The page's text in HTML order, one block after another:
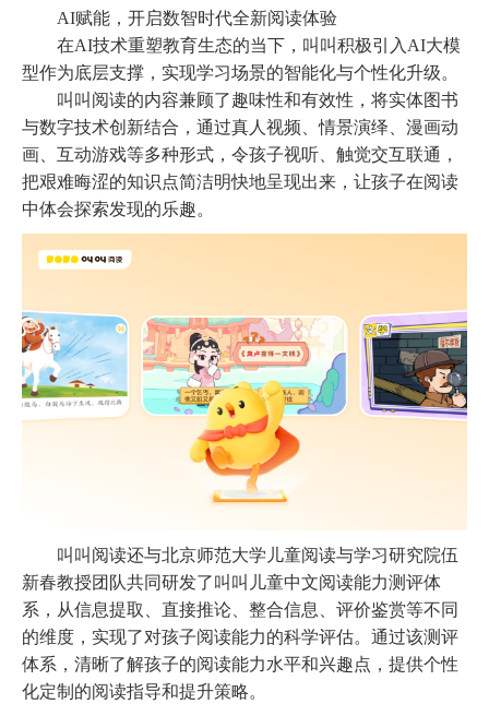
AI赋能，开启数智时代全新阅读体验
在AI技术重塑教育生态的当下，叫叫积极引入AI大模
型作为底层支撑，实现学习场景的智能化与个性化升级。
叫叫阅读的内容兼顾了趣味性和有效性，将实体图书
与数字技术创新结合，通过真人视频、情景演绎、漫画动
画、互动游戏等多种形式，令孩子视听、触觉交互联通，
把艰难晦涩的知识点简洁明快地呈现出来，让孩子在阅读
中体会探索发现的乐趣。
叫叫阅读还与北京师范大学儿童阅读与学习研究院伍
新春教授团队共同研发了叫叫儿童中文阅读能力测评体
系，从信息提取、直接推论、整合信息、评价鉴赏等不同
的维度，实现了对孩子阅读能力的科学评估。通过该测评
体系，清晰了解孩子的阅读能力水平和兴趣点，提供个性
化定制的阅读指导和提升策略。